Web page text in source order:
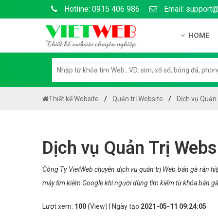
Hotline: 0915 406 986 Email:
HOME
Hướng
Chính
Liên hệ
Chính
Thiết kế Website Quản trị Website Dịch vụ
Dịch vụ Quản Trị
Công Ty VietWeb chuyên dịch vụ quản trị Web bán gà rán
máy tìm kiếm Google khi người dùng tìm kiếm từ khóa bán
Lượt xem: 100(View) | Ngày tạo 2021-05-11 09:24:05